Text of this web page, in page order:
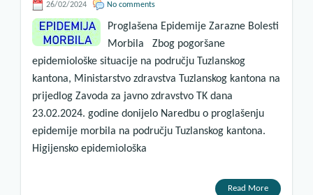
26/02/2024 No comments
Proglašena Epidemije Zarazne Bolesti
Morbila Zbog pogoršane
epidemiološke situacije na području Tuzlanskog
kantona, Ministarstvo zdravstva Tuzlanskog kantona na
prijedlog Zavoda za javno zdravstvo TK dana
23.02.2024. godine donijelo Naredbu o proglašenju
epidemije morbila na području Tuzlanskog kantona.
Higijensko epidemiološka
Read More